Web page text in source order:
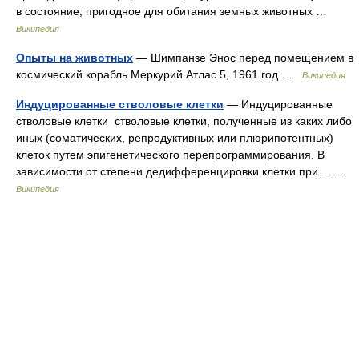
в состояние, пригодное для обитания земных животных …
Википедия
Опыты на животных — Шимпанзе Энос перед помещением в
космический корабль Меркурий Атлас 5, 1961 год …
Википедия
Индуцированные стволовые клетки — Индуцированные
стволовые клетки cтволовые клетки, полученные из каких либо
иных (cоматических, репродуктивных или плюрипотентных)
клеток путем эпигенетического перепрограммирования. В
зависимости от степени дедифференцировки клетки при… …
Википедия